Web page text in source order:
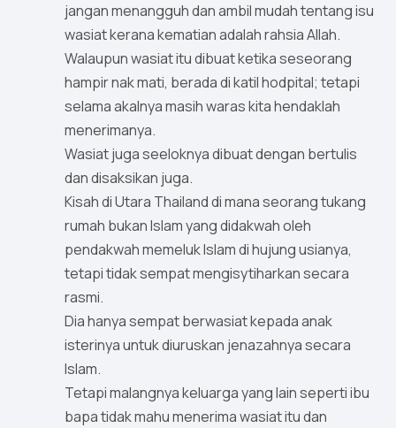
jangan menangguh dan ambil mudah tentang isu
wasiat kerana kematian adalah rahsia Allah.
Walaupun wasiat itu dibuat ketika seseorang
hampir nak mati, berada di katil hodpital; tetapi
selama akalnya masih waras kita hendaklah
menerimanya.
Wasiat juga seeloknya dibuat dengan bertulis
dan disaksikan juga.
Kisah di Utara Thailand di mana seorang tukang
rumah bukan Islam yang didakwah oleh
pendakwah memeluk Islam di hujung usianya,
tetapi tidak sempat mengisytiharkan secara
rasmi.
Dia hanya sempat berwasiat kepada anak
isterinya untuk diuruskan jenazahnya secara
Islam.
Tetapi malangnya keluarga yang lain seperti ibu
bapa tidak mahu menerima wasiat itu dan